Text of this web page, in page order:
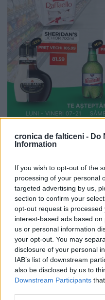
cronica de falticeni - Do
Information
If you wish to opt-out of the
processing of your personal
targeted advertising by us,
section to confirm your
opt-out request is
interest-based ads based
us or personal information
your opt-out. You may
disclosure of your personal
IAB’s list of downstream
also be disclosed by us to
Downstream Participants